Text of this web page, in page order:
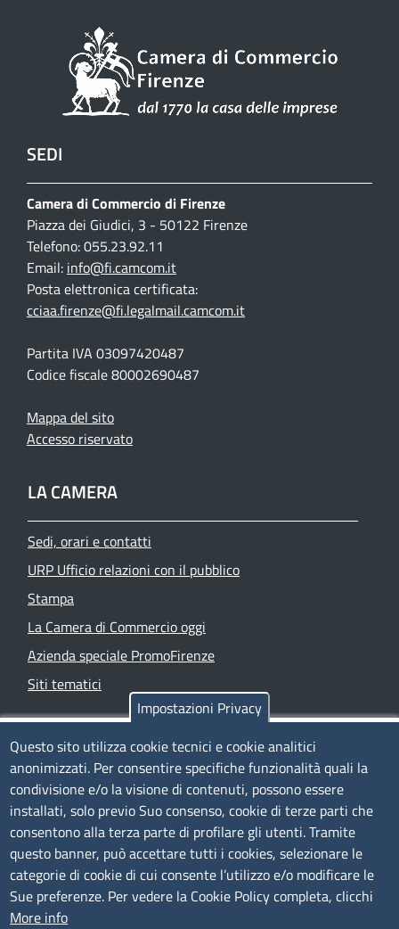
SEDI
Camera di Commercio di Firenze
Piazza dei Giudici, 3 - 50122 Firenze
Telefono: 055.23.92.11
Email: info@fi.camcom.it
Posta elettronica certificata:
cciaa.firenze@fi.legalmail.camcom.it
Partita IVA 03097420487
Codice fiscale 80002690487
Mappa del sito
Accesso riservato
LA CAMERA
Sedi, orari e contatti
URP Ufficio relazioni con il pubblico
Stampa
La Camera di Commercio oggi
Azienda speciale PromoFirenze
Siti tematici
TRASPARENZA
Albo Online
Amministrazione trasparente
Bandi e concorsi
Segnalazioni Whistleblowing
Accessibilità
IBAN e pagamenti informatici
Impostazioni Privacy
Questo sito utilizza cookie tecnici e cookie analitici
anonimizzati. Per consentire specifiche funzionalità quali la
condivisione e/o la visione di contenuti, possono essere
installati, solo previo Suo consenso, cookie di terze parti che
consentono alla terza parte di profilare gli utenti. Tramite
questo banner, può accettare tutti i cookies, selezionare le
categorie di cookie di cui consente l’utilizzo e/o modificare le
Sue preferenze. Per vedere la Cookie Policy completa, clicchi
More info